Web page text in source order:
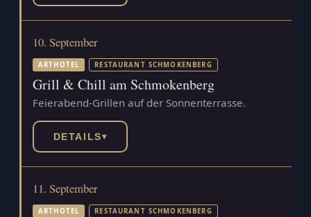
10. September
ARTHOTEL RESTAURANT SCHMOKENBERG
Grill & Chill am Schmokenberg
Feierabend-Grillen auf der Sonnenterrasse.
DETAILS▾
11. September
ARTHOTEL RESTAURANT SCHMOKENBERG